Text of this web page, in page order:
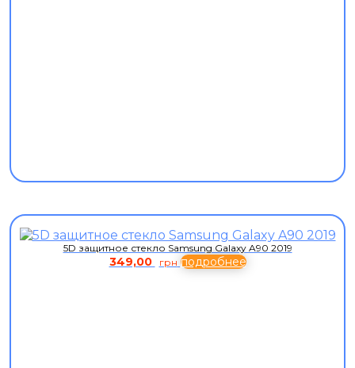
5D защитное стекло Samsung Galaxy A90 2019
349,00 грн подробнее